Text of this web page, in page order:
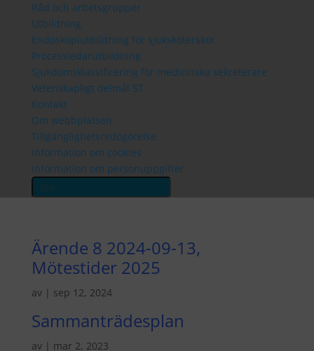
Råd och arbetsgrupper
Utbildning
Endoskopiutbildning för sjuksköterskor
Processledarutbildning
Sjukdomsklassificering för medicinska sekreterare
Vetenskapligt delmål ST
Kontakt
Om webbplatsen
Tillgänglighetsredogörelse
Information om cookies
Information om personuppgifter
Search
Ärende 8 2024-09-13,
Mötestider 2025
av | sep 12, 2024
Sammanträdesplan
av | mar 2, 2023